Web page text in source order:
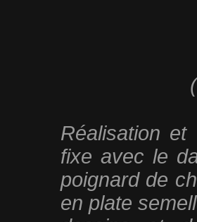
Réalisation
fixe avec le
poignard de
en plate